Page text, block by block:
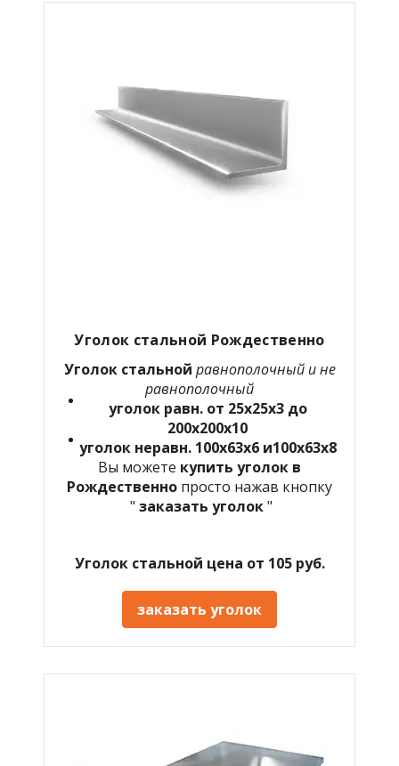
Уголок стальной Рождественно
Уголок стальной равнополочный и не
равнополочный
уголок равн. от 25х25х3 до
200х200х10
уголок неравн. 100х63х6 и100х63х8
Вы можете купить уголок в
Рождественно просто нажав кнопку
" заказать уголок"
Уголок стальной цена от 105 руб.
заказать уголок